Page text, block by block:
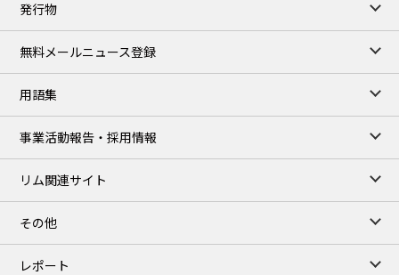
発行物
無料メールニュース登録
用語集
事業活動報告・採用情報
リム関連サイト
その他
レポート